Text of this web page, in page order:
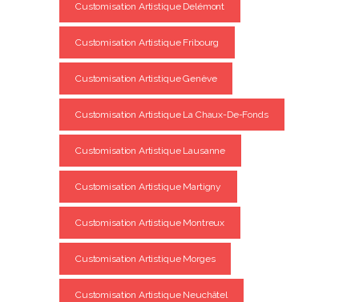
Customisation Artistique Delémont
Customisation Artistique Fribourg
Customisation Artistique Genève
Customisation Artistique La Chaux-De-Fonds
Customisation Artistique Lausanne
Customisation Artistique Martigny
Customisation Artistique Montreux
Customisation Artistique Morges
Customisation Artistique Neuchâtel